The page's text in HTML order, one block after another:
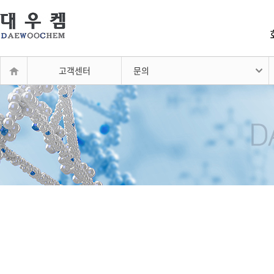
고객센터 문의